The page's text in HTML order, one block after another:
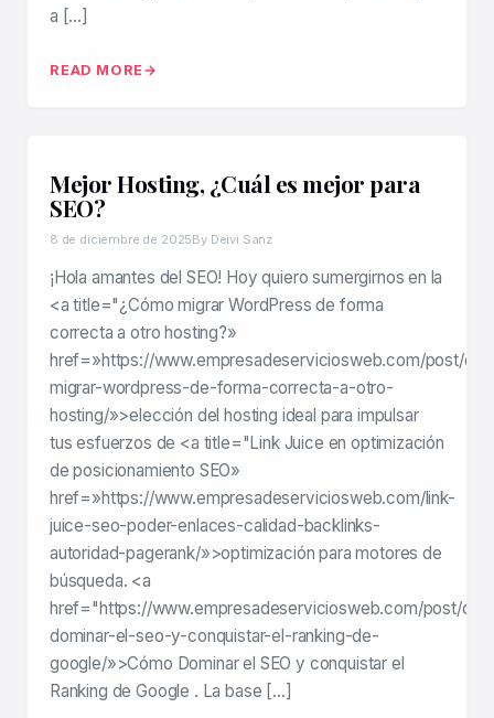
a […]
READ MORE
Mejor Hosting, ¿Cuál es mejor para
SEO?
8 de diciembre de 2025By Deivi Sanz
¡Hola amantes del SEO! Hoy quiero sumergirnos en la
<a title="¿Cómo migrar WordPress de forma
correcta a otro hosting?»
href=»https://www.empresadeserviciosweb.com/post/
migrar-wordpress-de-forma-correcta-a-otro-
hosting/»>elección del hosting ideal para impulsar
tus esfuerzos de <a title="Link Juice en optimización
de posicionamiento SEO»
href=»https://www.empresadeserviciosweb.com/link-
juice-seo-poder-enlaces-calidad-backlinks-
autoridad-pagerank/»>optimización para motores de
búsqueda. <a
href="https://www.empresadeserviciosweb.com/post/
dominar-el-seo-y-conquistar-el-ranking-de-
google/»>Cómo Dominar el SEO y conquistar el
Ranking de Google . La base […]